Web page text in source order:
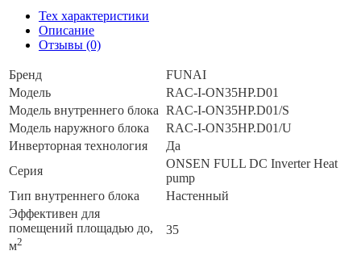
35м2,
(-30°C)
“Серия
ONSEN
FULL
DC
Inverter
Heat
pump"
RAC-
I-
ON35HP.D01
Тех характеристики
Описание
Отзывы (0)
Бренд
FUNAI
Модель
RAC-I-ON35HP.D01
Модель внутреннего блока RAC-I-ON35HP.D01/S
Модель наружного блока
RAC-I-ON35HP.D01/U
Инверторная технология
Да
Серия
ONSEN FULL DC Inverter Heat
pump
Тип внутреннего блока
Настенный
Эффективен для
помещений площадью до,
м2
35